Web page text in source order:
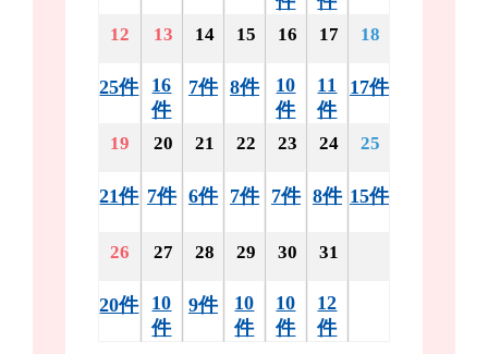
12
25件
13
16
件
14
7件
15
8件
16
10
件
17
11
件
18
17件
19
21件
20
7件
21
6件
22
7件
23
7件
24
8件
25
15件
26
20件
27
10
件
28
9件
29
10
件
30
10
件
31
12
件